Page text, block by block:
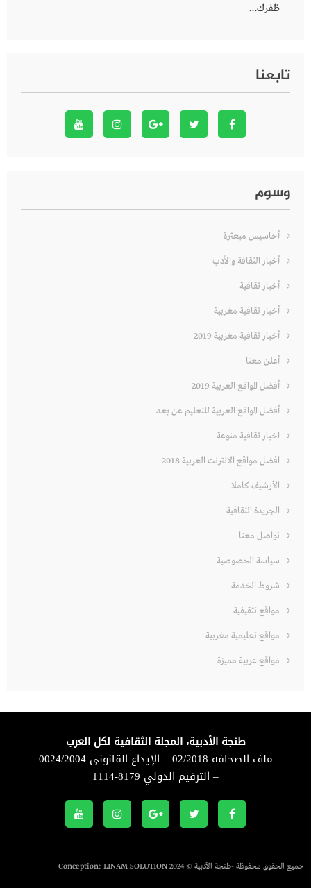
ظفرك…
تابعنا
وسوم
أحاسيس مبعثرة
أخبار الثقافة والأدب
أخبار ثقافية
أخبار ثقافية مغربية
أخبار ثقافية مغربية 2019
أعلن معنا
أفضل المواقع العربية 2019
أفضل المواقع العربية للتعليم عن بعد
اخبار ثقافية منوعة
افضل مواقع الانترنت العربية 2018
الأرشيف كاملا
الجريدة الثقافية
تواصل معنا
سياسة الخصوصية
شروط الخدمة
مواقع تثقيفية
مواقع تعليمية مغربية
مواقع عربية مميزة
طنجة الأدبية، المجلة الثقافية لكل العرب
ملف الصحافة 02/2018 – الإيداع القانوني 0024/2004
– الترقيم الدولي 8179-1114
جميع الحقوق محفوظة -طنجة الأدبية © 2024 Conception: LINAM SOLUTION